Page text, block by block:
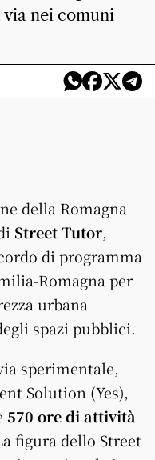
nei comuni
della Romagna
Street Tutor,
di programma
Romagna per
urbana
spazi pubblici.
sperimentale,
Solution (Yes),
570 ore di attività
figura dello Street